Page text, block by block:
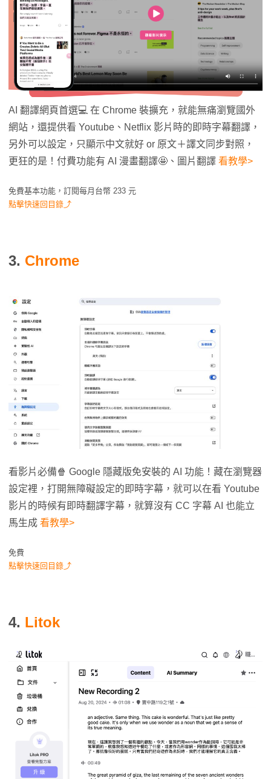
AI 翻譯網頁首選💻 在 Chrome 裝擴充，就能無痛瀏覽國外
網站，還提供看 Youtube、Netflix 影片時的即時字幕翻譯，
另外可以設定，只顯示中文就好 or 原文＋譯文同步對照，
更狂的是！付費功能有 AI 漫畫翻譯🤩、圖片翻譯 看教學>
免費基本功能，訂閱每月台幣 233 元
點擊快速回目錄⤴
3. Chrome
看影片必備🍿 Google 隱藏版免安裝的 AI 功能！藏在瀏覽器
設定裡，打開無障礙設定的即時字幕，就可以在看 Youtube
影片的時候有即時翻譯字幕，就算沒有 CC 字幕 AI 也能立
馬生成 看教學>
免費
點擊快速回目錄⤴
4. Litok